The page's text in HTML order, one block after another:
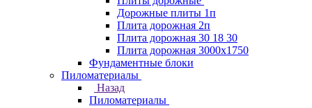
Дорожные плиты 1п
Плита дорожная 2п
Плита дорожная 30 18 30
Плита дорожная 3000х1750
Фундаментные блоки
Пиломатериалы
Назад
Пиломатериалы